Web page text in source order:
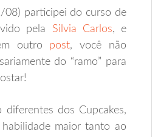
08) participei do curso de
pela Silvia Carlos, e
outro post, você não
do “ramo” para
diferentes dos Cupcakes,
maior tanto ao